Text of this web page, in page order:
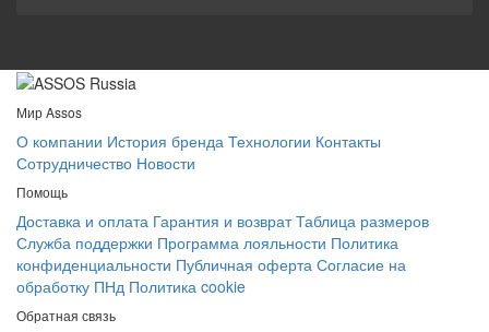
Мир Assos
О компании История бренда Технологии Контакты
Сотрудничество Новости
Помощь
Доставка и оплата Гарантия и возврат Таблица размеров
Служба поддержки Программа лояльности Политика
конфиденциальности Публичная оферта Согласие на
обработку ПНд Политика cookie
Обратная связь